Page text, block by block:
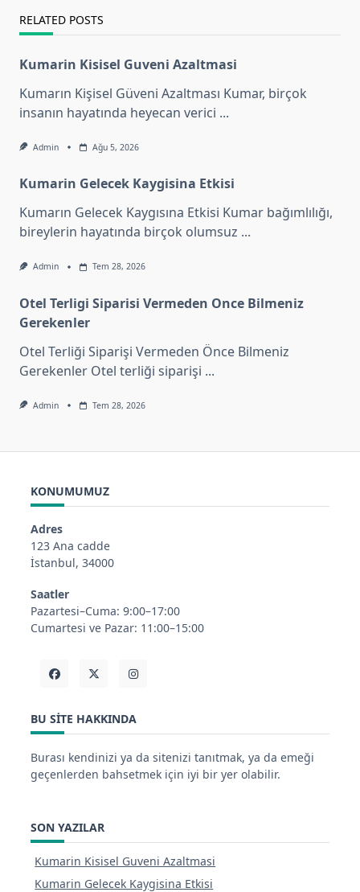
RELATED POSTS
Kumarin Kisisel Guveni Azaltmasi
Kumarın Kişisel Güveni Azaltması Kumar, birçok
insanın hayatında heyecan verici ...
Admin Ağu 5, 2026
Kumarin Gelecek Kaygisina Etkisi
Kumarın Gelecek Kaygısına Etkisi Kumar bağımlılığı,
bireylerin hayatında birçok olumsuz ...
Admin Tem 28, 2026
Otel Terligi Siparisi Vermeden Once Bilmeniz
Gerekenler
Otel Terliği Siparişi Vermeden Önce Bilmeniz
Gerekenler Otel terliği siparişi ...
Admin Tem 28, 2026
KONUMUMUZ
Adres
123 Ana cadde
İstanbul, 34000
Saatler
Pazartesi–Cuma: 9:00–17:00
Cumartesi ve Pazar: 11:00–15:00
BU SITE HAKKINDA
Burası kendinizi ya da sitenizi tanıtmak, ya da emeği
geçenlerden bahsetmek için iyi bir yer olabilir.
SON YAZILAR
Kumarin Kisisel Guveni Azaltmasi
Kumarin Gelecek Kaygisina Etkisi